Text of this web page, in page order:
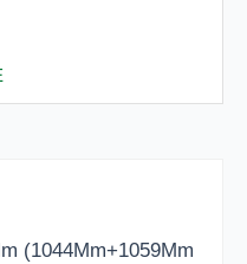
(1044Mm+1059Mm